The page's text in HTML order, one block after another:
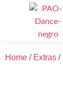
Home / Extras /